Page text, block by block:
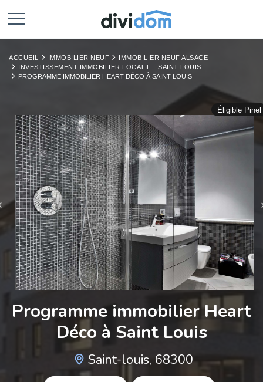
ACCUEIL IMMOBILIER NEUF
IMMOBILIER NEUF ALSACE
INVESTISSEMENT IMMOBILIER LOCATIF - SAINT-LOUIS
PROGRAMME IMMOBILIER HEART DÉCO À SAINT LOUIS
Éligible Pinel
Programme immobilier Heart
Déco à Saint Louis
Saint-louis, 68300